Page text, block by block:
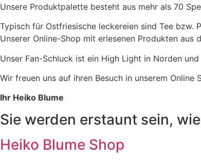
Unsere Produktpalette besteht aus mehr als 70
Typisch für Ostfriesische leckereien sind Tee bzw.
Unserer Online-Shop mit erlesenen Produkten aus
Unser Fan-Schluck ist ein High Light in Norden
Wir freuen uns auf ihren Besuch in unserem
Ihr Heiko Blume
Sie werden erstaunt sein,
Heiko Blume Shop